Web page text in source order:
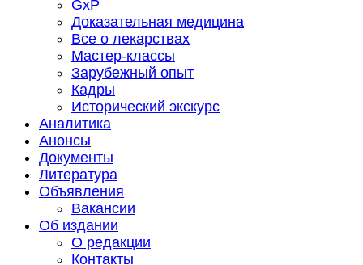
GxP
Доказательная медицина
Все о лекарствах
Мастер-классы
Зарубежный опыт
Кадры
Исторический экскурс
Аналитика
Анонсы
Документы
Литература
Объявления
Вакансии
Об издании
О редакции
Контакты